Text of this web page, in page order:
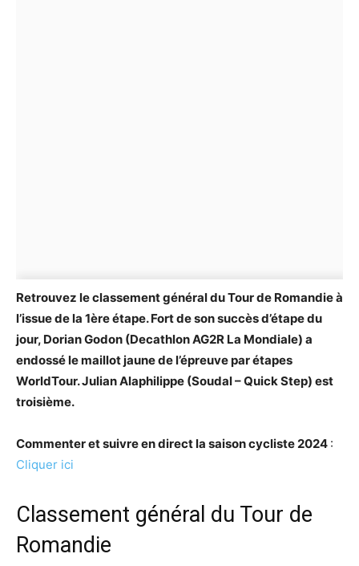
Retrouvez le classement général du Tour de Romandie à
l’issue de la 1ère étape. Fort de son succès d’étape du
jour, Dorian Godon (Decathlon AG2R La Mondiale) a
endossé le maillot jaune de l’épreuve par étapes
WorldTour. Julian Alaphilippe (Soudal – Quick Step) est
troisième.
Commenter et suivre en direct la saison cycliste 2024 :
Cliquer ici
Classement général du Tour de
Romandie